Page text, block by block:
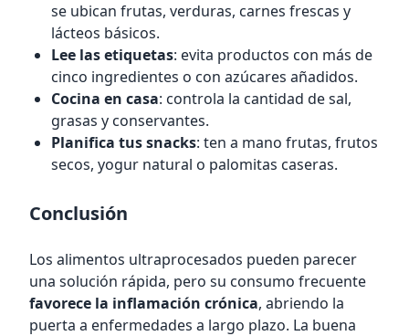
se ubican frutas, verduras, carnes frescas y
lácteos básicos.
Lee las etiquetas: evita productos con más de
cinco ingredientes o con azúcares añadidos.
Cocina en casa: controla la cantidad de sal,
grasas y conservantes.
Planifica tus snacks: ten a mano frutas, frutos
secos, yogur natural o palomitas caseras.
Conclusión
Los alimentos ultraprocesados pueden parecer
una solución rápida, pero su consumo frecuente
favorece la inflamación crónica, abriendo la
puerta a enfermedades a largo plazo. La buena